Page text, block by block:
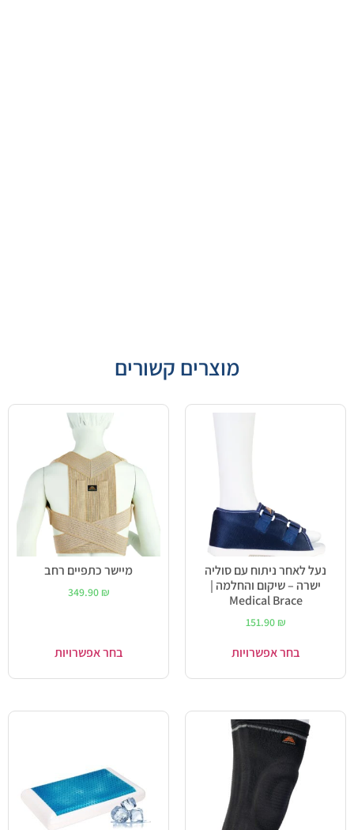
מוצרים קשורים
נעל לאחר ניתוח עם סוליה
ישרה – שיקום והחלמה |
Medical Brace
151.90 ₪
בחר אפשרויות
מיישר כתפיים רחב
349.90 ₪
בחר אפשרויות